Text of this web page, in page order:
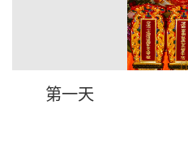
第一天